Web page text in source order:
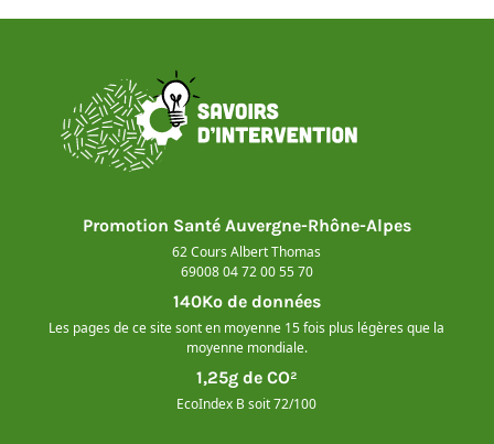
Promotion Santé Auvergne-Rhône-Alpes
62 Cours Albert Thomas
69008 04 72 00 55 70
140Ko de données
Les pages de ce site sont en moyenne 15 fois plus légères que la
moyenne mondiale.
1,25g de CO²
EcoIndex B soit 72/100